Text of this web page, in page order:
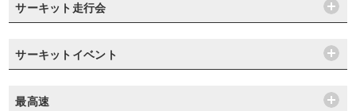
サーキット走行会
サーキットイベント
最高速